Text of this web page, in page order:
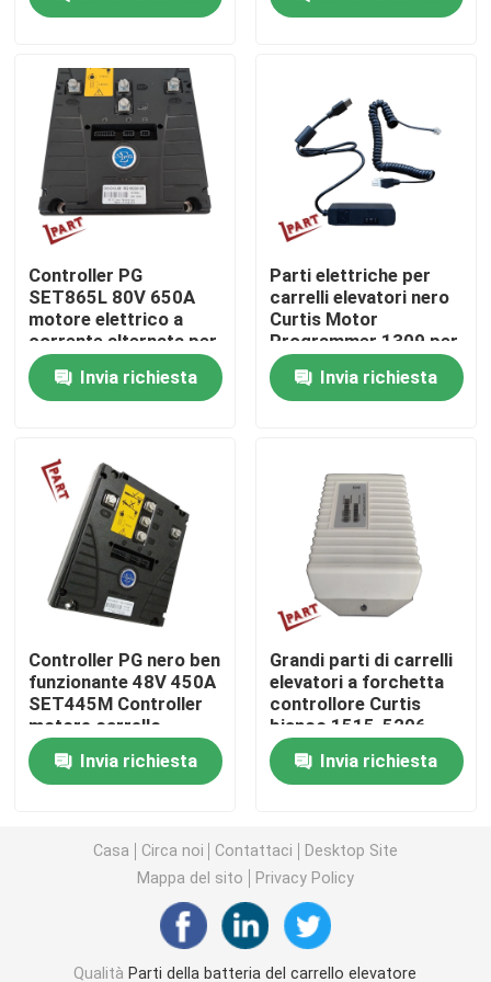
Circa noi
Giro della fabbrica
Controllo di qualità
Contattici
Notizie
Parti della batteria del carrello elevatore
Ruota motrice del carrello elevatore
Regolatore del motore del carrello elevatore
Motore elettrico del carrello elevatore
Luci del carrello elevatore del LED
Maniglia del carrello elevatore
Controller PG
SET865L 80V 650A
motore elettrico a
corrente alternata per
carrelli elevatori
Invia richiesta
Parti elettriche per
carrelli elevatori nero
Curtis Motor
Programmer 1309 per
Curtis Controller
Invia richiesta
Controller PG nero ben
funzionante 48V 450A
SET445M Controller
motore carrello
elevatore
Invia richiesta
Grandi parti di carrelli
elevatori a forchetta
controllore Curtis
bianco 1515-5206
48V 250A
Invia richiesta
Casa Circa noi Contattaci
Desktop Site
Mappa del sito
Privacy Policy
Qualità Parti della batteria del carrello elevatore